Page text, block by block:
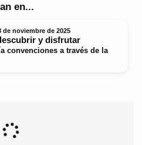
en...
de noviembre de 2025
y disfrutar
convenciones a través de la